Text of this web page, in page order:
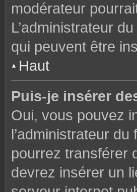
modérateur
L’administrateur
qui peuvent être
Haut
Puis-je insérer
Oui, vous pouvez
l’administrateur
pourrez transférer
devrez insérer un